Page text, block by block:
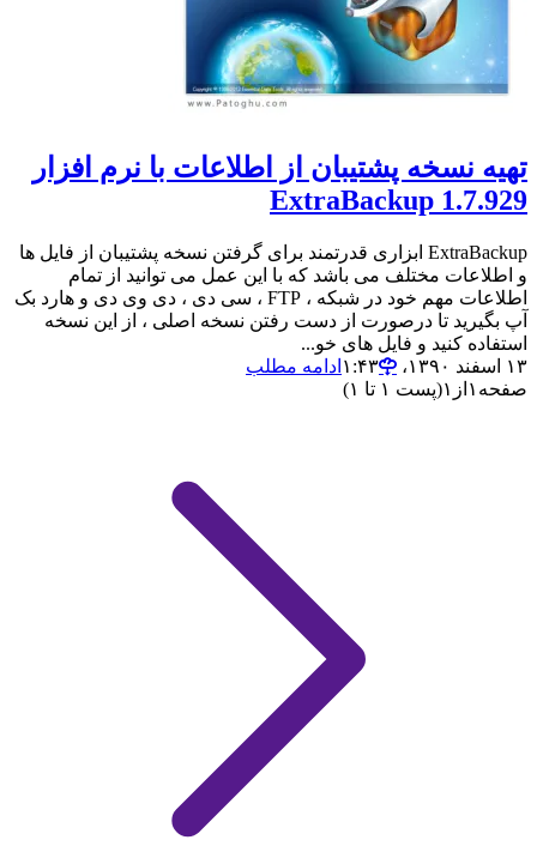
تهیه نسخه پشتیبان از اطلاعات با نرم افزار
ExtraBackup 1.7.929
ExtraBackup ابزاری قدرتمند برای گرفتن نسخه پشتیبان از فایل ها
و اطلاعات مختلف می باشد که با این عمل می توانید از تمام
اطلاعات مهم خود در شبکه ، FTP ، سی دی ، دی وی دی و هارد بک
آپ بگیرید تا درصورت از دست رفتن نسخه اصلی ، از این نسخه
استفاده کنید و فایل های خو...
۱۳ اسفند ۱۳۹۰،‏ ۱:۴۳
ادامه مطلب
صفحه ۱ از ۱(پست ۱ تا ۱)